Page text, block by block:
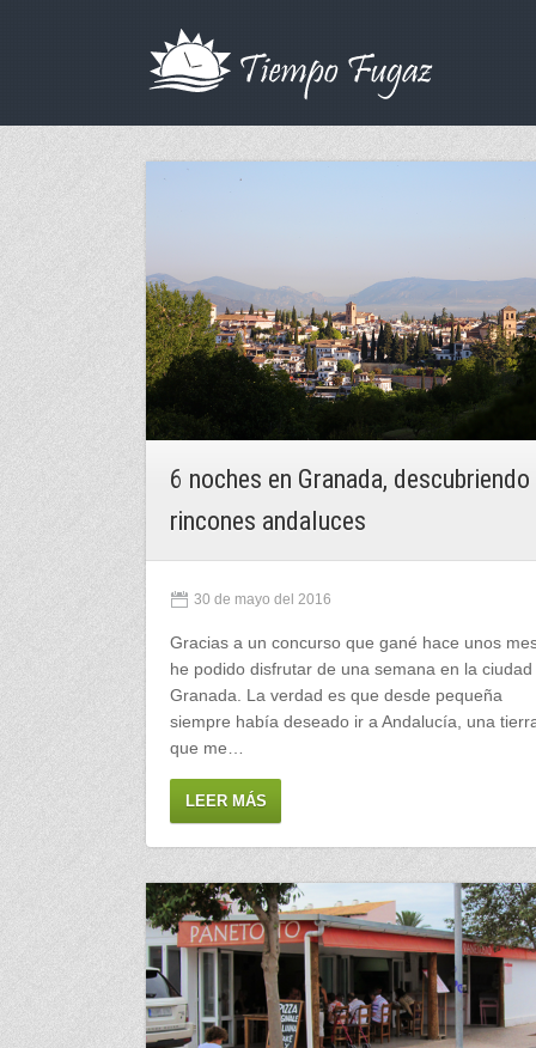
6 noches en Granada, descubriendo
rincones andaluces
30 de mayo del 2016
Gracias a un concurso que gané hace unos
he podido disfrutar de una semana en la ciudad
Granada. La verdad es que desde pequeña
siempre había deseado ir a Andalucía, una
que me…
LEER MÁS